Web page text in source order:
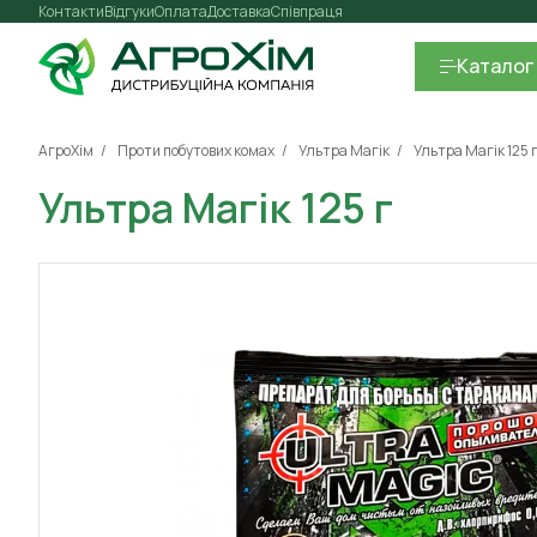
Контакти Оплата
Відгуки ДоставкаСпівпраця
Каталог
АгроХім Проти побутових комах Ультра Магік Ультра Магік 125 г
Ультра Магік 125 г